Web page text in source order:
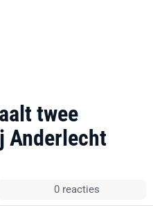
twee
Anderlecht
0 reacties